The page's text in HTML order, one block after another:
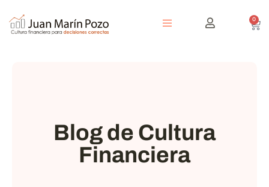
0
Blog de Cultura
Financiera